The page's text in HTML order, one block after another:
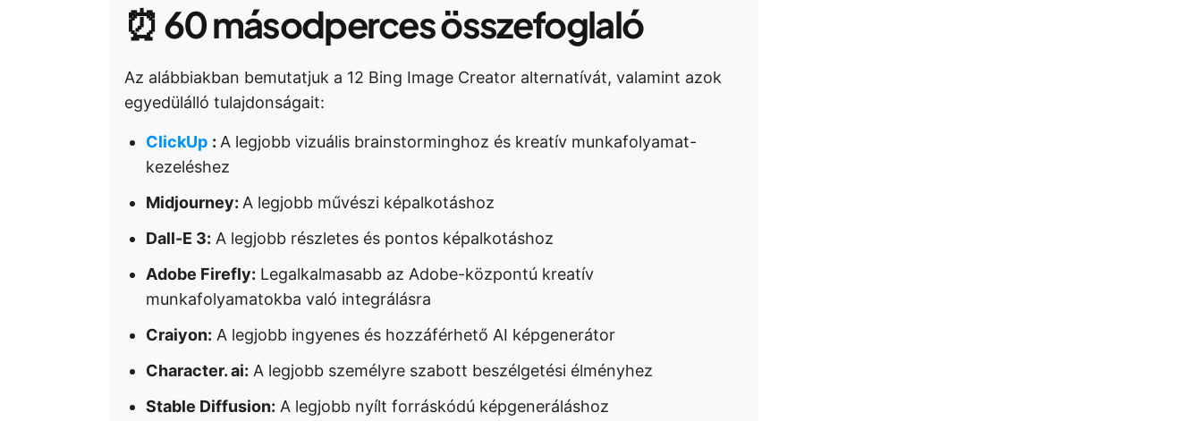
⏰60 másodperces összefoglaló
Az alábbiakban bemutatjuk a 12 Bing Image Creator alternatívát, valamint azok
egyedülálló tulajdonságait:
ClickUp : A legjobb vizuális brainstorminghoz és kreatív munkafolyamat-
kezeléshez
Midjourney: A legjobb művészi képalkotáshoz
Dall-E 3: A legjobb részletes és pontos képalkotáshoz
Adobe Firefly: Legalkalmasabb az Adobe-központú kreatív
munkafolyamatokba való integrálásra
Craiyon: A legjobb ingyenes és hozzáférhető AI képgenerátor
Character. ai: A legjobb személyre szabott beszélgetési élményhez
Stable Diffusion: A legjobb nyílt forráskódú képgeneráláshoz